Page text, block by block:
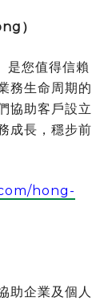
）
您值得信賴
務生命周期的
協助客戶設立
成長，穩步前
hong-
助企業及個人